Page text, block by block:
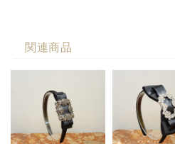
関連商品